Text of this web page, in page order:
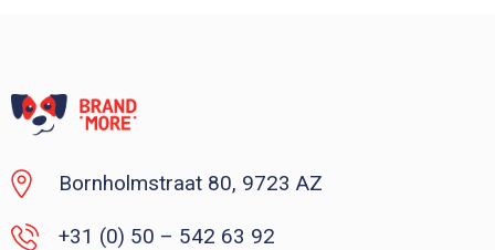
Bornholmstraat 80, 9723 AZ
+31 (0) 50 – 542 63 92